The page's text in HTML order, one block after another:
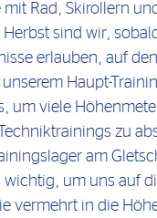
mit Rad, Skirollern
sind wir,
erlauben, auf
Haupt-
um viele
zu
am
wichtig, um uns auf
vermehrt in die